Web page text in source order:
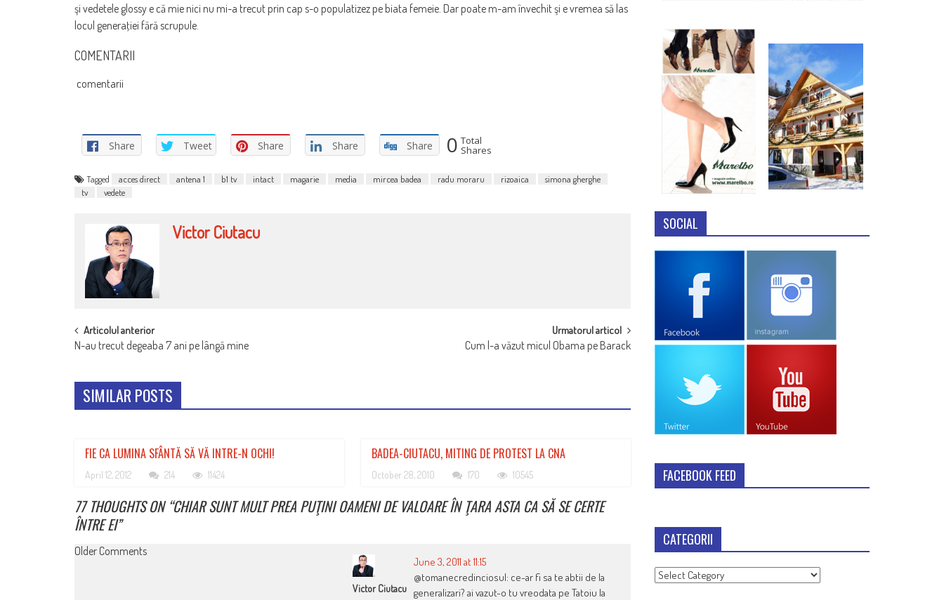
şi vedetele glossy e că mie nici nu mi-a trecut prin cap s-o populatizez pe biata femeie. Dar poate m-am învechit şi e vremea să las
locul generaţiei fără scrupule.
COMENTARII
comentarii
Share Tweet Share Share Share 0 Total
Shares
Tagged acces direct antena 1 b1 tv intact magarie media mircea badea radu moraru rizoaica
simona gherghe
tv
vedete
Victor Ciutacu
POST
NAVIGATION
Articolul anterior
N-au trecut degeaba 7 ani pe lângă mine
Urmatorul articol
Cum l-a văzut micul Obama pe Barack
SIMILAR POSTS
FIE CA LUMINA SFÂNTĂ SĂ VĂ INTRE-N OCHI!
April 12, 2012 214 11424
BADEA-CIUTACU, MITING DE PROTEST LA CNA
October 28, 2010 170 10545
77 THOUGHTS ON “CHIAR SUNT MULT PREA PUŢINI OAMENI DE VALOARE ÎN ŢARA ASTA CA SĂ SE CERTE
ÎNTRE EI”
COMMENT
Older Comments
Victor Ciutacu
June 3, 2011 at 11:15
@tomanecredinciosul: ce-ar fi sa te abtii de la
generalizari? ai vazut-o tu vreodata pe Tatoiu la
SOCIAL
FACEBOOK FEED
CATEGORII
Categorii